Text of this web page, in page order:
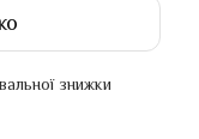
знижки